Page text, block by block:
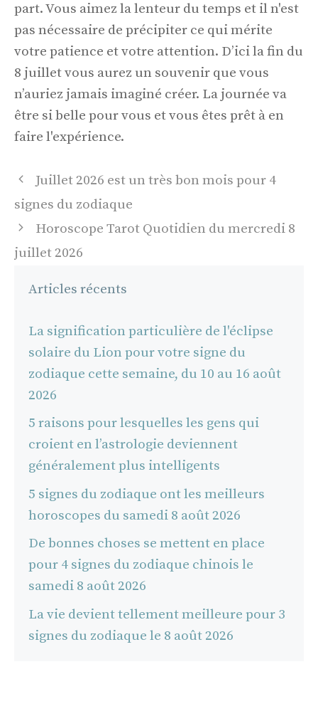
part. Vous aimez la lenteur du temps et il n'est
pas nécessaire de précipiter ce qui mérite
votre patience et votre attention. D’ici la fin du
8 juillet vous aurez un souvenir que vous
n’auriez jamais imaginé créer. La journée va
être si belle pour vous et vous êtes prêt à en
faire l'expérience.
Navigation
des
Juillet 2026 est un très bon mois pour 4
signes du zodiaque
Horoscope Tarot Quotidien du mercredi 8
juillet 2026
Articles récents
La signification particulière de l'éclipse
solaire du Lion pour votre signe du
zodiaque cette semaine, du 10 au 16 août
2026
5 raisons pour lesquelles les gens qui
croient en l’astrologie deviennent
généralement plus intelligents
5 signes du zodiaque ont les meilleurs
horoscopes du samedi 8 août 2026
De bonnes choses se mettent en place
pour 4 signes du zodiaque chinois le
samedi 8 août 2026
La vie devient tellement meilleure pour 3
signes du zodiaque le 8 août 2026